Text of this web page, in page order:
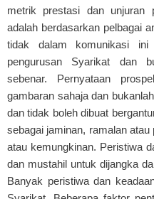
metrik prestasi dan unjuran
adalah berdasarkan pelbagai
tidak dalam komunikasi
pengurusan Syarikat dan
sebenar. Pernyataan
gambaran sahaja dan
dan tidak boleh dibuat
sebagai jaminan, ramalan
atau kemungkinan. Peristiwa
dan mustahil untuk dijangka
Banyak peristiwa dan